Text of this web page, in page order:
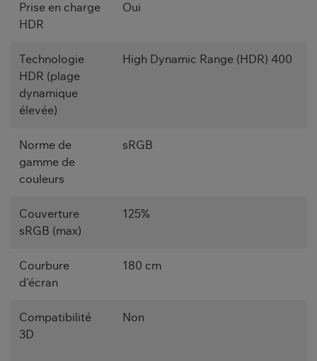
Prise en charge
HDR
Oui
Technologie
HDR (plage
dynamique
élevée)
High Dynamic Range (HDR) 400
Norme de
gamme de
couleurs
sRGB
Couverture
sRGB (max)
125%
Courbure
d'écran
180 cm
Compatibilité
3D
Non